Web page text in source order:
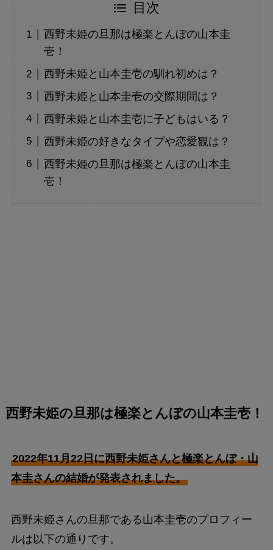
目次
西野未姫の旦那は極楽とんぼの山本圭
壱！
西野未姫と山本圭壱の馴れ初めは？
西野未姫と山本圭壱の交際期間は？
西野未姫と山本圭壱に子どもはいる？
西野未姫の好きなタイプや恋愛観は？
西野未姫の旦那は極楽とんぼの山本圭
壱！
西野未姫の旦那は極楽とんぼの山本圭壱！
2022年11月22日に西野未姫さんと極楽とんぼ・山
本圭さんの結婚が発表されました。
西野未姫さんの旦那である山本圭壱のプロフィー
ルは以下の通りです。